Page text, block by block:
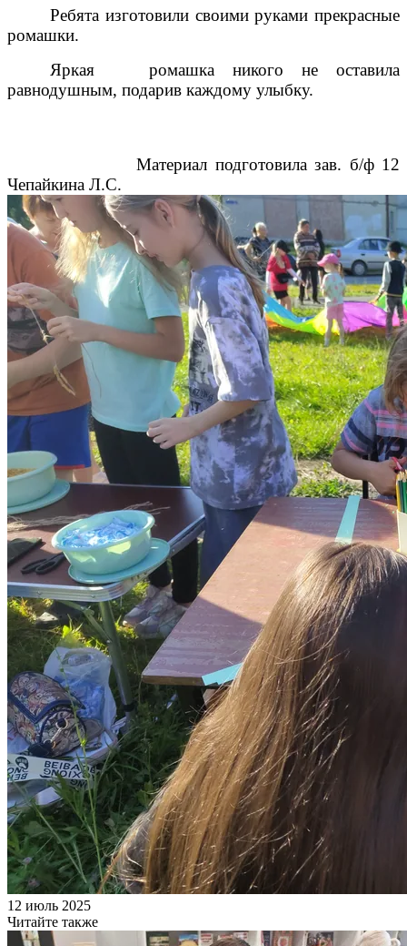
Ребята изготовили своими руками прекрасные
ромашки.
Яркая ромашка никого не оставила
равнодушным, подарив каждому улыбку.
Материал подготовила зав. б/ф 12
Чепайкина Л.С.
12 июль 2025
Читайте также